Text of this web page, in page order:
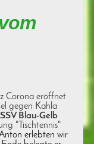
Corona eröffnet
gegen Kahla
SSV Blau-Gelb
"Tischtennis"
erlebten wir